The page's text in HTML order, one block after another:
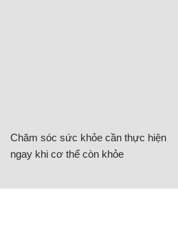
Chăm sóc sức khỏe cần thực hiện
ngay khi cơ thể còn khỏe